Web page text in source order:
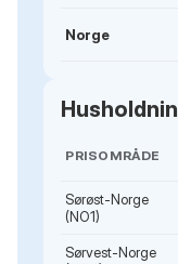
Norge
PRISOMRÅDE
Sørøst-Norge
(NO1)
Sørvest-Norge